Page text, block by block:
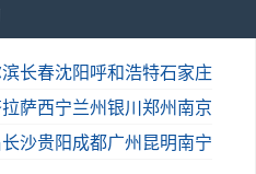
长春沈阳呼和浩特石家庄
拉萨西宁兰州银川郑州南京
长沙贵阳成都广州昆明南宁